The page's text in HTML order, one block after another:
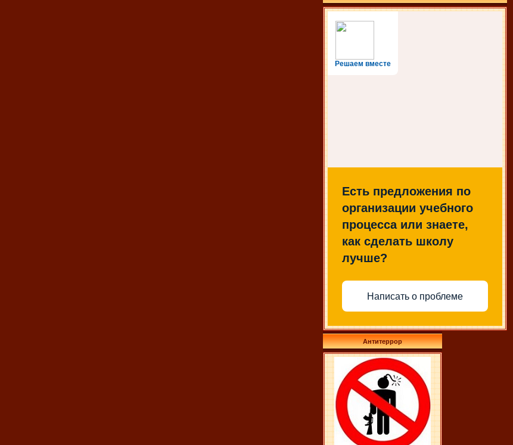
Решаем вместе
Есть предложения по
организации учебного
процесса или знаете,
как сделать школу
лучше?
Написать о проблеме
Антитеррор